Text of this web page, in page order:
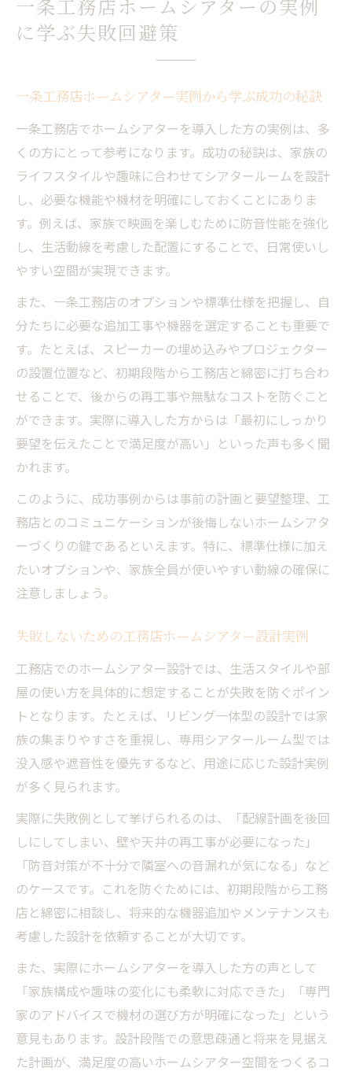
一条工務店ホームシアターの実例
に学ぶ失敗回避策
一条工務店ホームシアター実例から学ぶ成功の秘訣
一条工務店でホームシアターを導入した方の実例は、多
くの方にとって参考になります。成功の秘訣は、家族の
ライフスタイルや趣味に合わせてシアタールームを設計
し、必要な機能や機材を明確にしておくことにありま
す。例えば、家族で映画を楽しむために防音性能を強化
し、生活動線を考慮した配置にすることで、日常使いし
やすい空間が実現できます。
また、一条工務店のオプションや標準仕様を把握し、自
分たちに必要な追加工事や機器を選定することも重要で
す。たとえば、スピーカーの埋め込みやプロジェクター
の設置位置など、初期段階から工務店と綿密に打ち合わ
せることで、後からの再工事や無駄なコストを防ぐこと
ができます。実際に導入した方からは「最初にしっかり
要望を伝えたことで満足度が高い」といった声も多く聞
かれます。
このように、成功事例からは事前の計画と要望整理、工
務店とのコミュニケーションが後悔しないホームシアタ
ーづくりの鍵であるといえます。特に、標準仕様に加え
たいオプションや、家族全員が使いやすい動線の確保に
注意しましょう。
失敗しないための工務店ホームシアター設計実例
工務店でのホームシアター設計では、生活スタイルや部
屋の使い方を具体的に想定することが失敗を防ぐポイン
トとなります。たとえば、リビング一体型の設計では家
族の集まりやすさを重視し、専用シアタールーム型では
没入感や遮音性を優先するなど、用途に応じた設計実例
が多く見られます。
実際に失敗例として挙げられるのは、「配線計画を後回
しにしてしまい、壁や天井の再工事が必要になった」
「防音対策が不十分で隣室への音漏れが気になる」など
のケースです。これを防ぐためには、初期段階から工務
店と綿密に相談し、将来的な機器追加やメンテナンスも
考慮した設計を依頼することが大切です。
また、実際にホームシアターを導入した方の声として
「家族構成や趣味の変化にも柔軟に対応できた」「専門
家のアドバイスで機材の選び方が明確になった」という
意見もあります。設計段階での意思疎通と将来を見据え
た計画が、満足度の高いホームシアター空間をつくるコ